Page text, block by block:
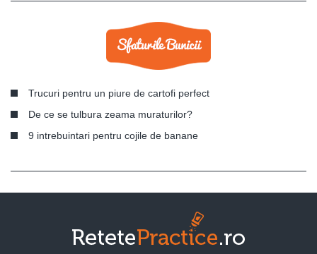
Trucuri pentru un piure de cartofi perfect
De ce se tulbura zeama muraturilor?
9 intrebuintari pentru cojile de banane